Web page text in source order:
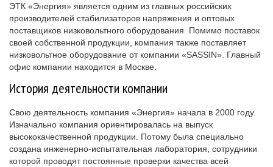
ЭТК «Энергия» является одним из главных российских
производителей стабилизаторов напряжения и оптовых
поставщиков низковольтного оборудования. Помимо поставок
своей собственной продукции, компания также поставляет
низковольтное оборудование от компании «SASSIN». Главный
офис компании находится в Москве.
История деятельности компании
Свою деятельность компания «Энергия» начала в 2000 году.
Изначально компания ориентировалась на выпуск
высококачественной продукции. Потому была специально
создана инженерно-испытательная лаборатория, сотрудники
которой проводят постоянные проверки качества всей